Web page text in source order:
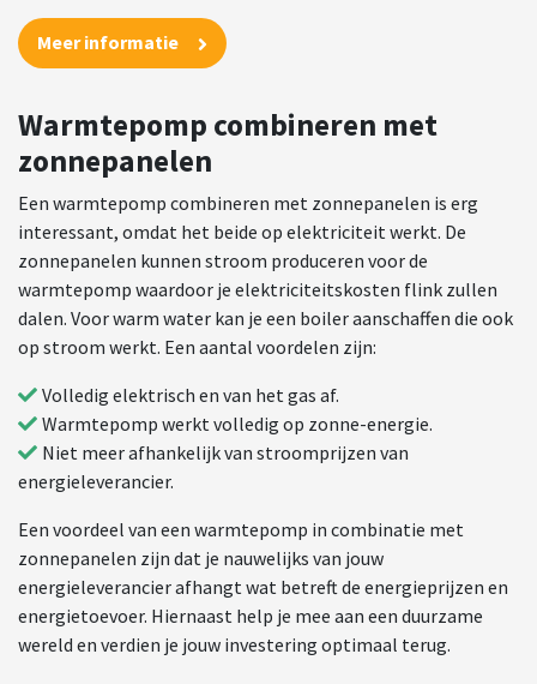
Meer informatie
Warmtepomp combineren met
zonnepanelen
Een warmtepomp combineren met zonnepanelen is erg
interessant, omdat het beide op elektriciteit werkt. De
zonnepanelen kunnen stroom produceren voor de
warmtepomp waardoor je elektriciteitskosten flink zullen
dalen. Voor warm water kan je een boiler aanschaffen die ook
op stroom werkt. Een aantal voordelen zijn:
Volledig elektrisch en van het gas af.
Warmtepomp werkt volledig op zonne-energie.
Niet meer afhankelijk van stroomprijzen van
energieleverancier.
Een voordeel van een warmtepomp in combinatie met
zonnepanelen zijn dat je nauwelijks van jouw
energieleverancier afhangt wat betreft de energieprijzen en
energietoevoer. Hiernaast help je mee aan een duurzame
wereld en verdien je jouw investering optimaal terug.